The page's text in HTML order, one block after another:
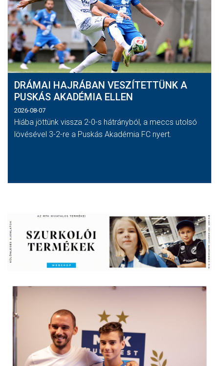
DRÁMAI HAJRÁBAN VESZÍTETTÜNK A
PUSKÁS AKADÉMIA ELLEN
2026-08-07
Hiába jöttünk vissza 2-0-s hátrányból, a meccs utolsó
lövésével 3-2-re a Puskás Akadémia FC nyert.